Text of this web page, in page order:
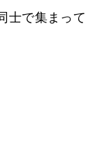
士で集まって